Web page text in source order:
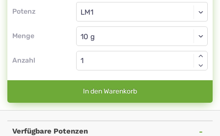
Potenz
Globuli
LM1
Menge
Globuli
Anzahl
In den Warenkorb
Verfügbare Potenzen